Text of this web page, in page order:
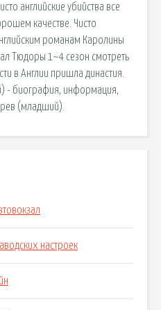
английские убийства все
качестве. Чисто
романам Каролины
Тюдоры 1~4 сезон смотреть
в Англии пришла династия.
- биография, информация,
(младший).
настроек